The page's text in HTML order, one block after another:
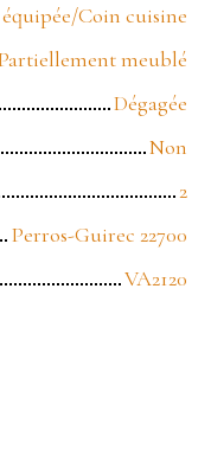
Coin cuisine
meublé
Dégagée
Non
2
Perros-Guirec 22700
VA2120